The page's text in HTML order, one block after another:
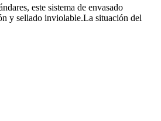
este sistema de envasado
y sellado inviolable.La situación del